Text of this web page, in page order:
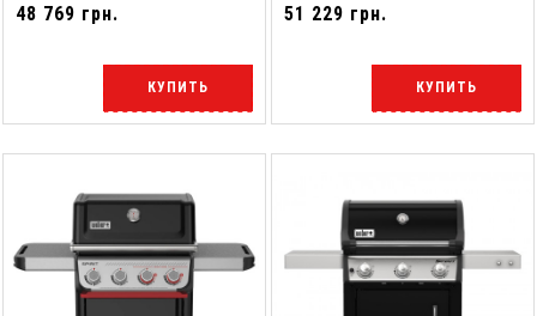
48 769 грн.
КУПИТЬ
51 229 грн.
КУПИТЬ